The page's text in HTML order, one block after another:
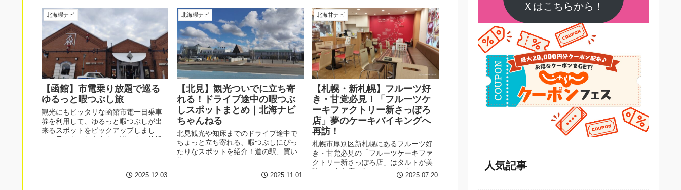
北海暇ナビ
【函館】市電乗り放題で巡る
ゆるっと暇つぶし旅
観光にもピッタリな函館市電一日乗車
券を利用して、ゆるっと暇つぶしが出
来るスポットをピックアップしまし
た。子どもから大人まで楽しめる施設
2025.12.03
北海暇ナビ
【北見】観光ついでに立ち寄
れる！ドライブ途中の暇つぶ
しスポットまとめ｜北海ナビ
ちゃんねる
北見観光や知床までのドライブ途中で
ちょっと立ち寄れる、暇つぶしにぴっ
たりなスポットを紹介！道の駅、買い
物スポット、ゲームセンターなど雨の
2025.11.01
北海甘ナビ
【札幌・新札幌】フルーツ好
き・甘党必見！「フルーツケ
ーキファクトリー新さっぽろ
店」夢のケーキバイキングへ
再訪！
札幌市厚別区新札幌にあるフルーツ好
き・甘党必見の「フルーツケーキファ
クトリー新さっぽろ店」はタルトが美
味しい有名店。旬のフルーツをふんだ
んに使用し宝石の様な仕上がりと1ピー
2025.07.20
Ｘはこちらから！
人気記事